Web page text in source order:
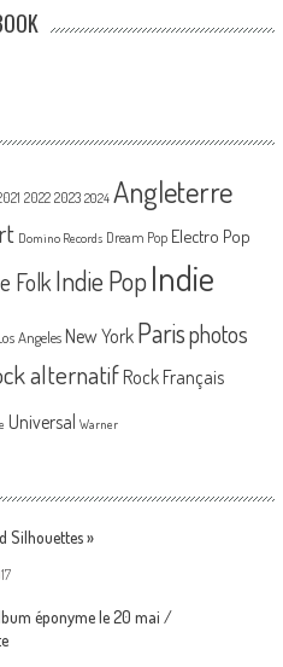
2022 2023 2024 Angleterre
Domino Records Dream Pop Electro Pop
FolkIndie PopIndie
Angeles New York Parisphotos
alternatif Rock Français
Universal Warner
Silhouettes »
éponyme le 20 mai /